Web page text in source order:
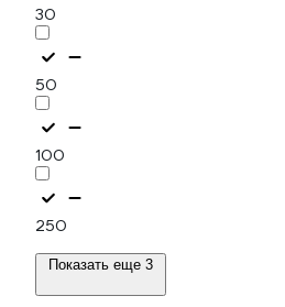
30
50
100
250
Показать еще 3